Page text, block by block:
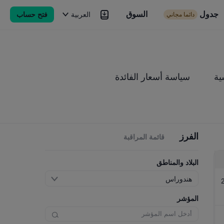
جدول دائما مجاني السوق العربية فتح حساب السوق
سياسة أسعار الفائدة
الفرز قائمة المراقبة
البلاد والمناطق
هندوراس
المؤشر